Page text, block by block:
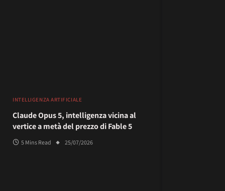
INTELLIGENZA ARTIFICIALE
Claude Opus 5, intelligenza vicina al
vertice a metà del prezzo di Fable 5
5 Mins Read 25/07/2026